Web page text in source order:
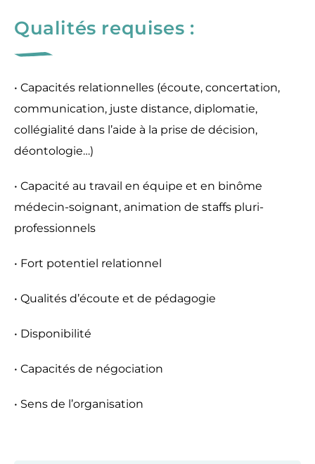
Qualités requises :
• Capacités relationnelles (écoute, concertation,
communication, juste distance, diplomatie,
collégialité dans l’aide à la prise de décision,
déontologie…)
• Capacité au travail en équipe et en binôme
médecin-soignant, animation de staffs pluri-
professionnels
• Fort potentiel relationnel
• Qualités d’écoute et de pédagogie
• Disponibilité
• Capacités de négociation
• Sens de l’organisation